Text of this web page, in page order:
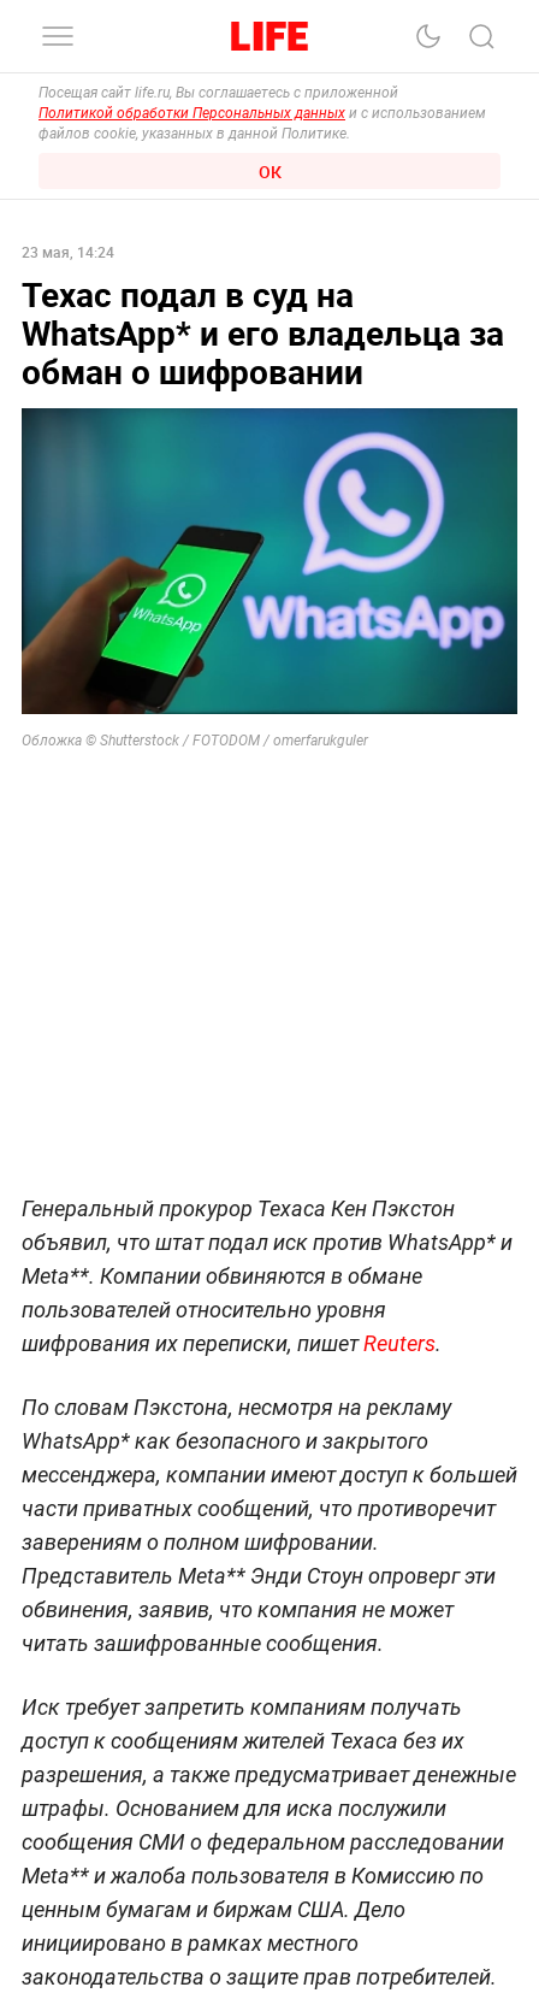
Посещая сайт life.ru, Вы соглашаетесь с приложенной
Политикой обработки Персональных данных и с использованием
файлов cookie, указанных в данной Политике.
ОК
23 мая, 14:24
Техас подал в суд на
WhatsApp* и его владельца за
обман о шифровании
Обложка © Shutterstock / FOTODOM / omerfarukguler
Генеральный прокурор Техаса Кен Пэкстон
объявил, что штат подал иск против WhatsApp* и
Meta**. Компании обвиняются в обмане
пользователей относительно уровня
шифрования их переписки, пишетReuters.
По словам Пэкстона, несмотря на рекламу
WhatsApp* как безопасного и закрытого
мессенджера, компании имеют доступ к большей
части приватных сообщений, что противоречит
заверениям о полном шифровании.
Представитель Meta** Энди Стоун опроверг эти
обвинения, заявив, что компания не может
читать зашифрованные сообщения.
Иск требует запретить компаниям получать
доступ к сообщениям жителей Техаса без их
разрешения, а также предусматривает денежные
штрафы. Основанием для иска послужили
сообщения СМИ о федеральном расследовании
Meta** и жалоба пользователя в Комиссию по
ценным бумагам и биржам США. Дело
инициировано в рамках местного
законодательства о защите прав потребителей.